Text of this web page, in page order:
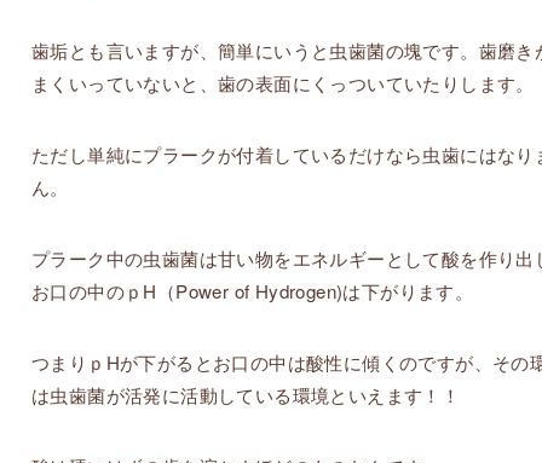
歯垢とも言いますが、簡単にいうと虫歯菌の塊です。歯磨き
まくいっていないと、歯の表面にくっついていたりします。
ただし単純にプラークが付着しているだけなら虫歯にはなり
ん。
プラーク中の虫歯菌は甘い物をエネルギーとして酸を作り出
お口の中のｐH（Power of Hydrogen)は下がります。
つまりｐHが下がるとお口の中は酸性に傾くのですが、その
は虫歯菌が活発に活動している環境といえます！！